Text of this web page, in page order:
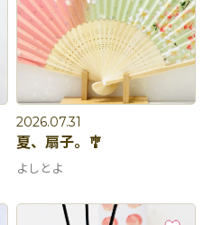
2026.07.31
夏、扇子。🎐
よしとよ